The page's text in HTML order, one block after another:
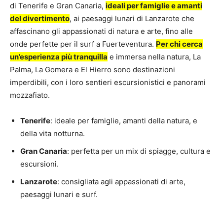
di Tenerife e Gran Canaria, ideali per famiglie e amanti
del divertimento, ai paesaggi lunari di Lanzarote che
affascinano gli appassionati di natura e arte, fino alle
onde perfette per il surf a Fuerteventura. Per chi cerca
un’esperienza più tranquilla e immersa nella natura, La
Palma, La Gomera e El Hierro sono destinazioni
imperdibili, con i loro sentieri escursionistici e panorami
mozzafiato.
Tenerife: ideale per famiglie, amanti della natura, e
della vita notturna.
Gran Canaria: perfetta per un mix di spiagge, cultura e
escursioni.
Lanzarote: consigliata agli appassionati di arte,
paesaggi lunari e surf.